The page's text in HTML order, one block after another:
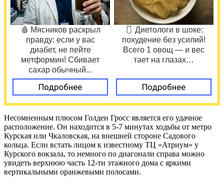
🩸 Мясников раскрыл
правду: если у вас
диабет, не пейте
метформин! Сбивает
сахар обычный...
Подробнее
🩱 Диетологи в шоке:
похудение без усилий!
Всего 1 овощ — и вес
тает на глазах…
Подробнее
Несомненным плюсом Голден Гросс является его удачное
расположение. Он находится в 5-7 минутах ходьбы от метро
Курская или Чкаловская, на внешней стороне Садового
кольца. Если встать лицом к известному ТЦ «Атриум» у
Курского вокзала, то немного по диагонали справа можно
увидеть верхнюю часть 12-ти этажного дома с яркими
вертикальными оранжевыми полосами.